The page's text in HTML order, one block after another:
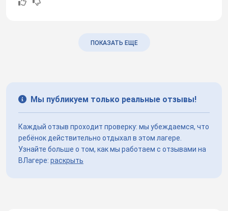
ПОКАЗАТЬ ЕЩЕ
Мы публикуем только реальные отзывы!
Каждый отзыв проходит проверку: мы убеждаемся, что
ребёнок действительно отдыхал в этом лагере.
Узнайте больше о том, как мы работаем с отзывами на
ВЛагере: раскрыть